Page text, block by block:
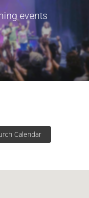
events
Calendar